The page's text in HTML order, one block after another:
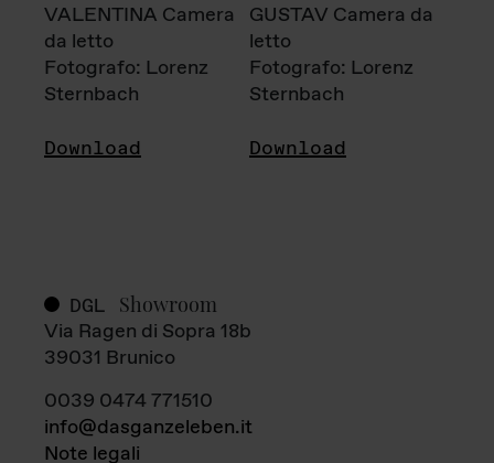
VALENTINA Camera
da letto
Fotografo: Lorenz
Sternbach
Download
GUSTAV Camera da
letto
Fotografo: Lorenz
Sternbach
Download
DGL Showroom
Via Ragen di Sopra 18b
39031 Brunico
0039 0474 771510
info@dasganzeleben.it
Note legali